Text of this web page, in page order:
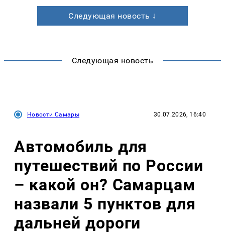
Следующая новость ↓
Следующая новость
Новости Самары 30.07.2026, 16:40
Автомобиль для
путешествий по России
– какой он? Самарцам
назвали 5 пунктов для
дальней дороги